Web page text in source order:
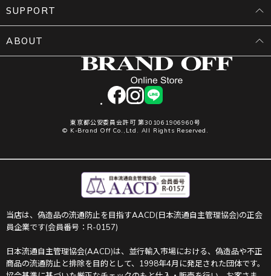
facebookinstagram
LINE
東京都公安委員会許可 第301061906960号
© K-Brand Off Co.,Ltd. All Rights Reserved.
SUPPORT
ABOUT
当店は、偽造品の流通防止を目指すAACD(日本流通自主管理協会)の正会
員企業です(会員番号：R-0157)
日本流通自主管理協会(AACD)は、並行輸入市場における、偽造品や不正
商品の流通防止と排除を目的として、1998年4月に発足された団体です。